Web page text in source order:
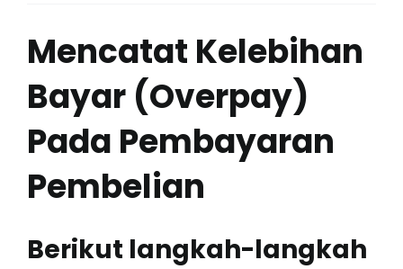
Promo
Training
Mencatat Kelebihan
Bayar (Overpay)
Pada Pembayaran
Pembelian
Berikut langkah-langkah